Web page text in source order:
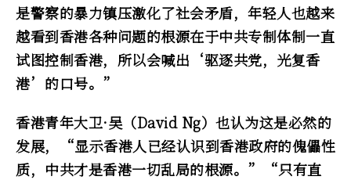
是警察的暴力镇压激化了社会矛盾，年轻人也越来
越看到香港各种问题的根源在于中共专制体制一直
试图控制香港，所以会喊出‘驱逐共党，光复香
港’的口号。”
香港青年大卫·吴（David Ng）也认为这是必然的
发展，“显示香港人已经认识到香港政府的傀儡性
质，中共才是香港一切乱局的根源。”“只有直